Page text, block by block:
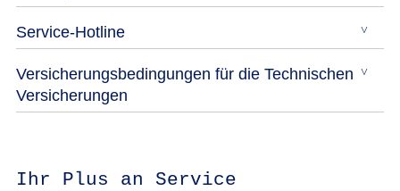
Service-Hotline
Versicherungsbedingungen für die Technischen
Versicherungen
Ihr Plus an Service